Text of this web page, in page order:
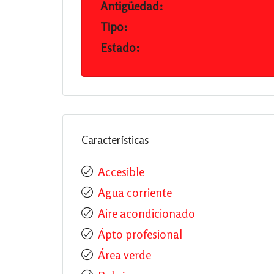
Antigüedad:
Tipo:
Estado:
Características
Accesible
Agua corriente
Aire acondicionado
Ápto profesional
Área verde